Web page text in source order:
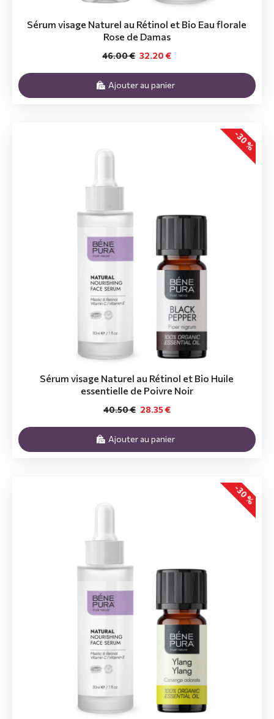
Sérum visage Naturel au Rétinol et Bio Eau florale
Rose de Damas
32.20 €
46.00 €
Ajouter au panier
-30 %
Sérum visage Naturel au Rétinol et Bio Huile
essentielle de Poivre Noir
28.35 €
40.50 €
Ajouter au panier
-30 %